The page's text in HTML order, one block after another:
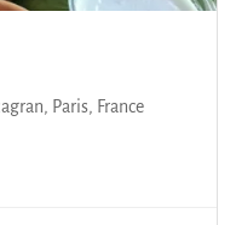
Paris, France